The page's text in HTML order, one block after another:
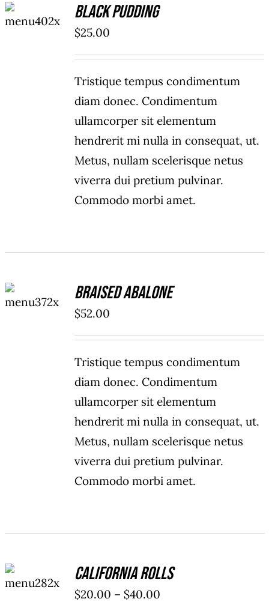
CART
/
Black Pudding
$25.00
Tristique tempus condimentum
diam donec. Condimentum
ullamcorper sit elementum
hendrerit mi nulla in consequat, ut.
Metus, nullam scelerisque netus
viverra dui pretium pulvinar.
Commodo morbi amet.
CART
/
Braised Abalone
$52.00
Tristique tempus condimentum
diam donec. Condimentum
ullamcorper sit elementum
hendrerit mi nulla in consequat, ut.
Metus, nullam scelerisque netus
viverra dui pretium pulvinar.
Commodo morbi amet.
/
California Rolls
$20.00 – $40.00